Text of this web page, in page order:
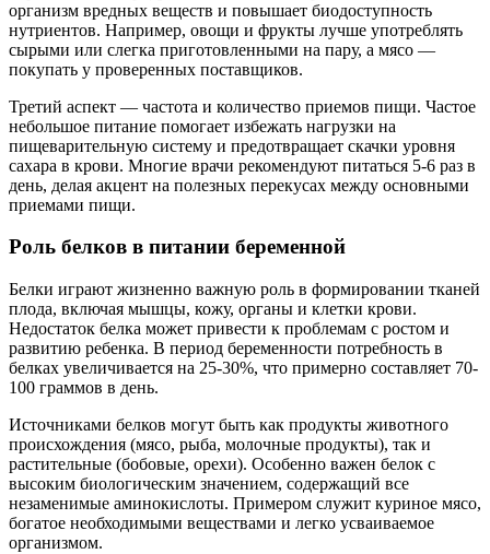
организм вредных веществ и повышает биодоступность
нутриентов. Например, овощи и фрукты лучше употреблять
сырыми или слегка приготовленными на пару, а мясо —
покупать у проверенных поставщиков.
Третий аспект — частота и количество приемов пищи. Частое
небольшое питание помогает избежать нагрузки на
пищеварительную систему и предотвращает скачки уровня
сахара в крови. Многие врачи рекомендуют питаться 5-6 раз в
день, делая акцент на полезных перекусах между основными
приемами пищи.
Роль белков в питании беременной
Белки играют жизненно важную роль в формировании тканей
плода, включая мышцы, кожу, органы и клетки крови.
Недостаток белка может привести к проблемам с ростом и
развитию ребенка. В период беременности потребность в
белках увеличивается на 25-30%, что примерно составляет 70-
100 граммов в день.
Источниками белков могут быть как продукты животного
происхождения (мясо, рыба, молочные продукты), так и
растительные (бобовые, орехи). Особенно важен белок с
высоким биологическим значением, содержащий все
незаменимые аминокислоты. Примером служит куриное мясо,
богатое необходимыми веществами и легко усваиваемое
организмом.